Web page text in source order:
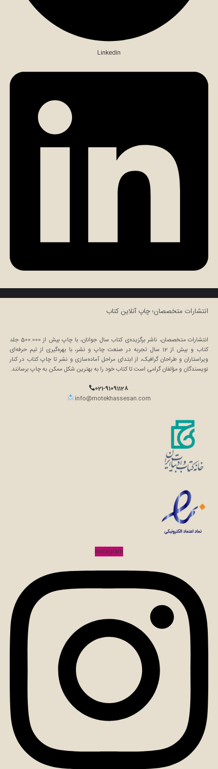
Linkedin
انتشارات متخصصان؛ چاپ آنلاین کتاب
انتشارات متخصصان، ناشر برگزیده‌ی کتاب سال جوانان، با چاپ بیش از 500.000 جلد
کتاب و بیش از 12 سال تجربه در صنعت چاپ و نشر، با بهره‌گیری از تیم حرفه‌ای
ویراستاران و طراحان گرافیک، از ابتدای مراحل آماده‌سازی و نشر تا چاپ کتاب در کنار
نویسندگان و مؤلفان گرامی است تا کتاب خود را به بهترین شکل ممکن به چاپ برسانند.
021-91091128
info@motekhassesan.com
Instagram